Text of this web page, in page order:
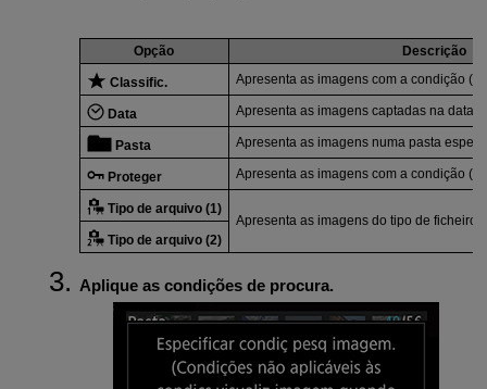
Opção Descrição
Classific. Apresenta as imagens com a condição
Data Apresenta as imagens captadas na data
Pasta Apresenta as imagens numa pasta
Proteger Apresenta as imagens com a condição
Tipo de arquivo (1)
Apresenta as imagens do tipo de ficheiro
Tipo de arquivo (2)
Aplique as condições de procura.